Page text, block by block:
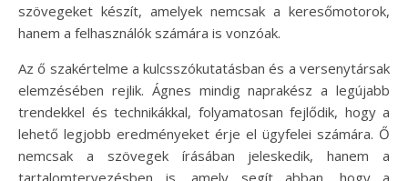
szövegeket készít, amelyek nemcsak a keresőmotorok,
hanem a felhasználók számára is vonzóak.
Az ő szakértelme a kulcsszókutatásban és a versenytársak
elemzésében rejlik. Ágnes mindig naprakész a legújabb
trendekkel és technikákkal, folyamatosan fejlődik, hogy a
lehető legjobb eredményeket érje el ügyfelei számára. Ő
nemcsak a szövegek írásában jeleskedik, hanem a
tartalomtervezésben is, amely segít abban, hogy a